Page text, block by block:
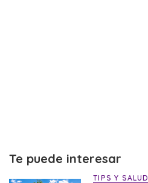
Te puede interesar
TIPS Y SALUD